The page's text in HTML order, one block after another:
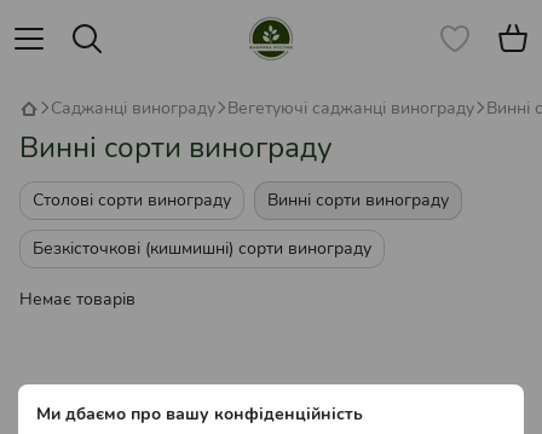
Ми дбаємо про вашу конфіденційність
Саджанці винограду Вегетуючі саджанці винограду Винні
Винні сорти винограду
Столові сорти винограду Винні сорти винограду
Безкісточкові (кишмишні) сорти винограду
Немає товарів